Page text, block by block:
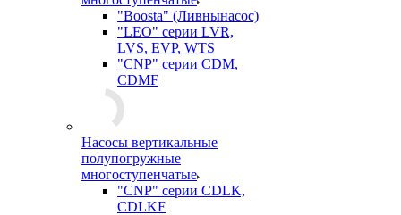
"Boosta" (Ливнынасос)
"LEO" серии LVR,
LVS, EVP, WTS
"CNP" серии CDM,
CDMF
Насосы вертикальные
полупогружные
многоступенчатые
"CNP" серии CDLK,
CDLKF